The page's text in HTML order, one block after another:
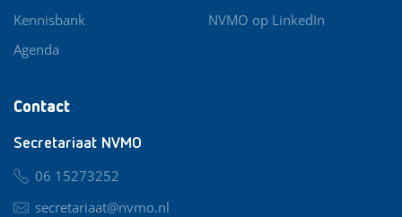
Contact
Secretariaat NVMO
06 15273252
secretariaat@nvmo.nl
Kennisbank
Agenda
NVMO op LinkedIn